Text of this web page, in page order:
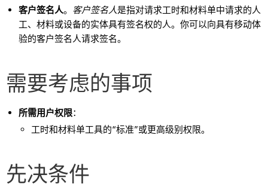
客户签名人。 客户签名人是指对请求工时和材料单中请求的人
工、材料或设备的实体具有签名权的人。你可以向具有移动体
验的客户签名人请求签名。
需要考虑的事项
所需用户权限：
工时和材料单工具的“标准”或更高级别权限。
先决条件